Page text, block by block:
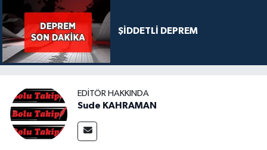
ŞİDDETLİ DEPREM
EDITÖR HAKKINDA
Sude KAHRAMAN